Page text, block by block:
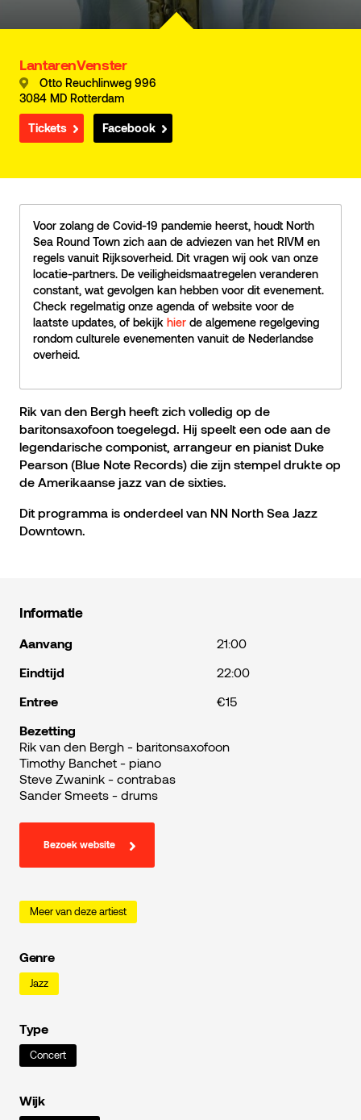
LantarenVenster
Otto Reuchlinweg 996
3084 MD Rotterdam
Tickets Facebook
Voor zolang de Covid-19 pandemie heerst, houdt North
Sea Round Town zich aan de adviezen van het RIVM en
regels vanuit Rijksoverheid. Dit vragen wij ook van onze
locatie-partners. De veiligheidsmaatregelen veranderen
constant, wat gevolgen kan hebben voor dit evenement.
Check regelmatig onze agenda of website voor de
laatste updates, of bekijk hier de algemene regelgeving
rondom culturele evenementen vanuit de Nederlandse
overheid.
Rik van den Bergh heeft zich volledig op de
baritonsaxofoon toegelegd. Hij speelt een ode aan de
legendarische componist, arrangeur en pianist Duke
Pearson (Blue Note Records) die zijn stempel drukte op
de Amerikaanse jazz van de sixties.
Dit programma is onderdeel van NN North Sea Jazz
Downtown.
Informatie
Aanvang
21:00
Eindtijd
22:00
Entree
€15
Bezetting
Rik van den Bergh - baritonsaxofoon
Timothy Banchet - piano
Steve Zwanink - contrabas
Sander Smeets - drums
Bezoek website
Meer van deze artiest
Genre
Jazz
Type
Concert
Wijk